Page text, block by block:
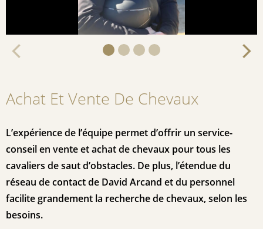
Achat Et Vente De Chevaux
L’expérience de l’équipe permet d’offrir un service-
conseil en vente et achat de chevaux pour tous les
cavaliers de saut d’obstacles. De plus, l’étendue du
réseau de contact de David Arcand et du personnel
facilite grandement la recherche de chevaux, selon les
besoins.